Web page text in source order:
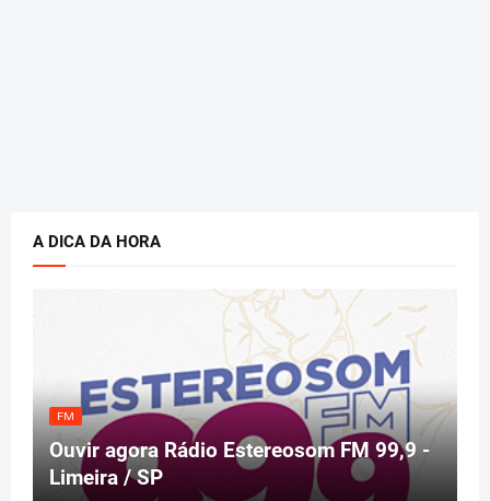
A DICA DA HORA
FM
Ouvir agora Rádio Estereosom FM 99,9 -
Limeira / SP